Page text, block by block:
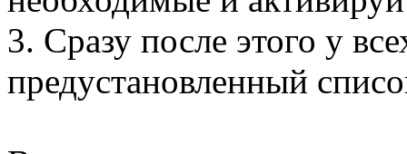
3. Сразу после этого у
предустановленный